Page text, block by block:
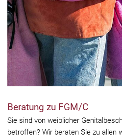
Beratung zu FGM/C
Sie sind von weiblicher
betroffen? Wir beraten Sie zu allen